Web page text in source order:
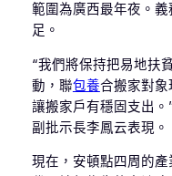
範圍為廣西最年夜。
足。
“我們將保持把易地扶
動，聯包養合搬家對
讓搬家戶有穩固支出
副批示長李鳳云表現。
現在，安頓點四周的